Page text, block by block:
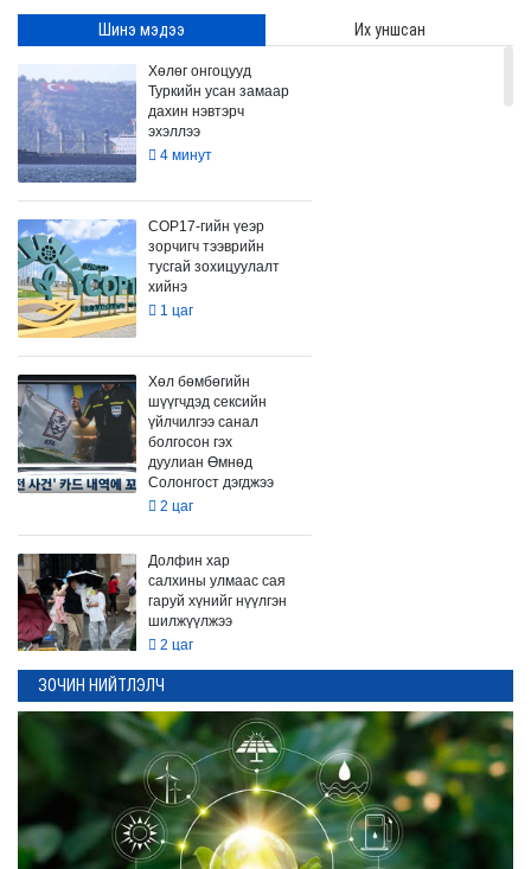
Шинэ мэдээ Их уншсан
Хөлөг онгоцууд
Туркийн усан замаар
дахин нэвтэрч
эхэллээ
4 минут
СОР17-гийн үеэр
зорчигч тээврийн
тусгай зохицуулалт
хийнэ
1 цаг
Хөл бөмбөгийн
шүүгчдэд сексийн
үйлчилгээ санал
болгосон гэх
дуулиан Өмнөд
Солонгост дэгджээ
2 цаг
Долфин хар
салхины улмаас сая
гаруй хүнийг нүүлгэн
шилжүүлжээ
2 цаг
Д.Трампын энхийг
төлөвлөгөөг
Израилын тал
няцаажээ
3 цаг
ЗОЧИН НИЙТЛЭЛЧ